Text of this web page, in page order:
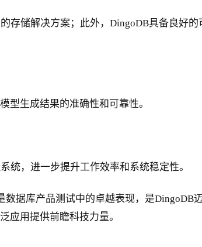
存储解决方案；此外，DingoDB具备良好
型生成结果的准确性和可靠性。
统，进一步提升工作效率和系统稳定性。
据库产品测试中的卓越表现，是DingoDB
应用提供前瞻科技力量。